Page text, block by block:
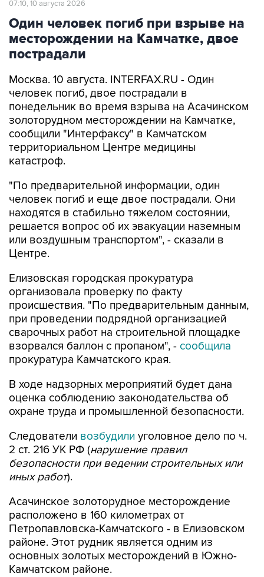
07:10, 10 августа 2026
Один человек погиб при взрыве на
месторождении на Камчатке, двое
пострадали
Москва. 10 августа. INTERFAX.RU - Один
человек погиб, двое пострадали в
понедельник во время взрыва на Асачинском
золоторудном месторождении на Камчатке,
сообщили "Интерфаксу" в Камчатском
территориальном Центре медицины
катастроф.
"По предварительной информации, один
человек погиб и еще двое пострадали. Они
находятся в стабильно тяжелом состоянии,
решается вопрос об их эвакуации наземным
или воздушным транспортом", - сказали в
Центре.
Елизовская городская прокуратура
организовала проверку по факту
происшествия. "По предварительным данным,
при проведении подрядной организацией
сварочных работ на строительной площадке
взорвался баллон с пропаном", - сообщила
прокуратура Камчатского края.
В ходе надзорных мероприятий будет дана
оценка соблюдению законодательства об
охране труда и промышленной безопасности.
Следователи возбудили уголовное дело по ч.
2 ст. 216 УК РФ (нарушение правил
безопасности при ведении строительных или
иных работ).
Асачинское золоторудное месторождение
расположено в 160 километрах от
Петропавловска-Камчатского - в Елизовском
районе. Этот рудник является одним из
основных золотых месторождений в Южно-
Камчатском районе.